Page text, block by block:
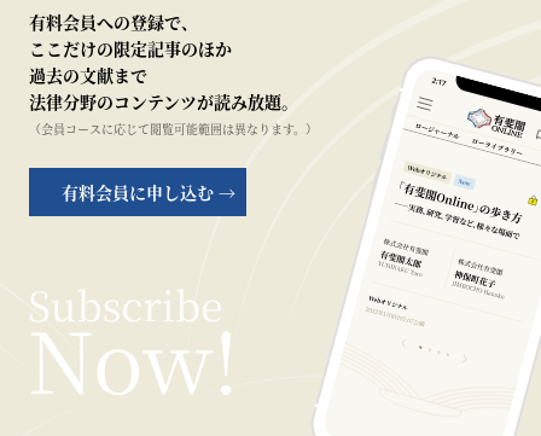
有料会員への登録で、
ここだけの限定記事のほか
過去の文献まで
法律分野のコンテンツが読み放題。
（会員コースに応じて閲覧可能範囲は異なります。）
有料会員に申し込む →